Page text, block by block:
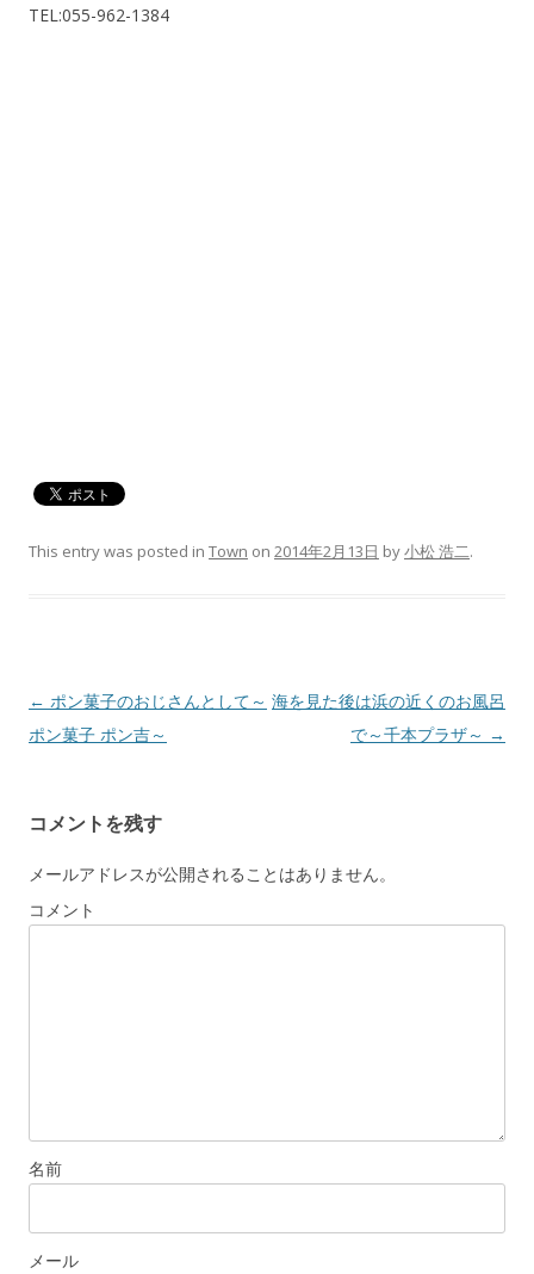
TEL:055-962-1384
This entry was posted in Town on 2014年2月13日 by小松 浩二.
Post navigation
← ポン菓子のおじさんとして～
ポン菓子 ポン吉～
海を見た後は浜の近くのお風呂
で～千本プラザ～ →
コメントを残す
メールアドレスが公開されることはありません。
コメント
名前
メール